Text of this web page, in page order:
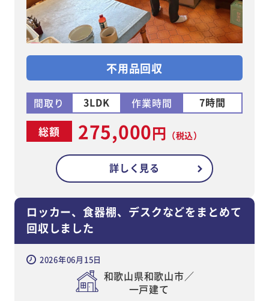
不用品回収
間取り 3LDK 作業時間 7時間
総額 275,000円 （税込）
詳しく見る
ロッカー、食器棚、デスクなどをまとめて
回収しました
2026年06月15日
和歌山県和歌山市／
一戸建て